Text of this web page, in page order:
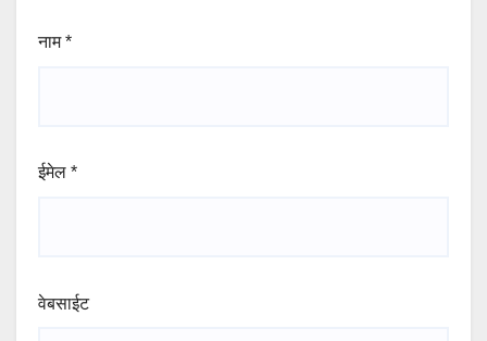
नाम*
ईमेल *
वेबसाईट